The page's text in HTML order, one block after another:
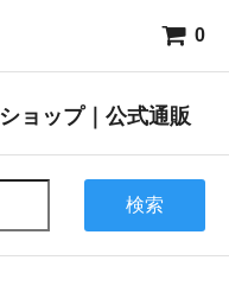
0
ョップ｜公式通販
検索